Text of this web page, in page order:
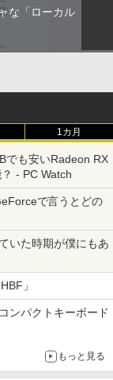
8 Lite ワイヤ
ノイズキャンセ
ベルレス [ ケース
買い ] [ ストック
な「ローカル
1カ月
でも安いRadeon RX
- PC Watch
で言うとどの
いた時期が僕にもあ
」
ンパクトキーボード
もっと見る